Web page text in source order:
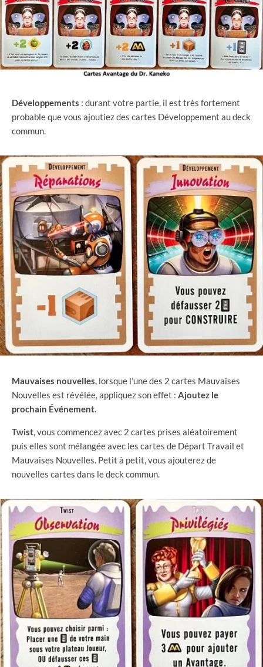
Développements : durant votre partie, il est très fortement
probable que vous ajoutiez des cartes Développement au deck
commun.
Mauvaises nouvelles, lorsque l’une des 2 cartes Mauvaises
Nouvelles est révélée, appliquez son effet : Ajoutez le
prochain Événement.
Twist, vous commencez avec 2 cartes prises aléatoirement
puis elles sont mélangée avec les cartes de Départ Travail et
Mauvaises Nouvelles. Petit à petit, vous ajouterez de
nouvelles cartes dans le deck commun.